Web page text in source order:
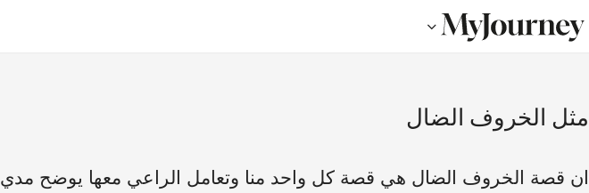
مثل الخروف الضال
ان قصة الخروف الضال هي قصة كل واحد منا وتعامل الراعي معها يوضح مدي